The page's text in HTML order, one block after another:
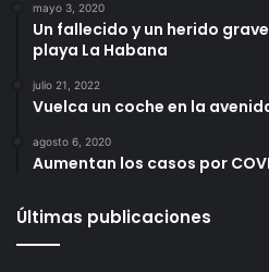
mayo 3, 2020
Un fallecido y un herido
playa La Habana
julio 21, 2022
Vuelca un coche en la
agosto 6, 2020
Aumentan los casos por
Últimas publicaciones